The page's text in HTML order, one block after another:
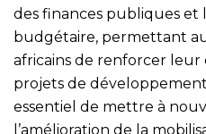
des finances publiques et
budgétaire, permettant
africains de renforcer leur
projets de
essentiel de mettre à
l’amélioration de la